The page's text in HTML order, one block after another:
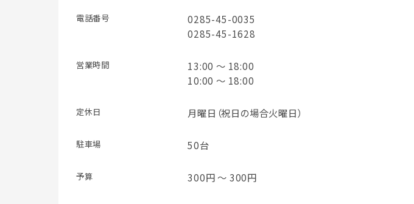
電話番号
0285-45-0035
0285-45-1628
営業時間
13:00 ～ 18:00
10:00 ～ 18:00
定休日 月曜日（祝日の場合火曜日）
駐車場 50台
予算 300円 ～ 300円